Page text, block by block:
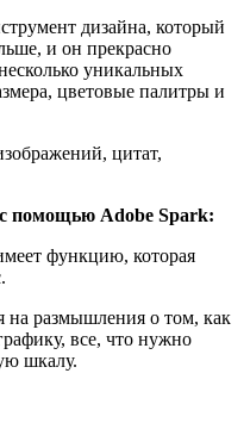
дизайна, который
и он прекрасно
уникальных
цветовые палитры и
цитат,
помощью Adobe Spark:
функцию, которая
на размышления о том, как
все, что нужно
шкалу.